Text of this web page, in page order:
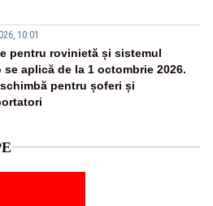
10:01
pentru rovinietă și sistemul
se aplică de la 1 octombrie 2026.
pentru șoferi și